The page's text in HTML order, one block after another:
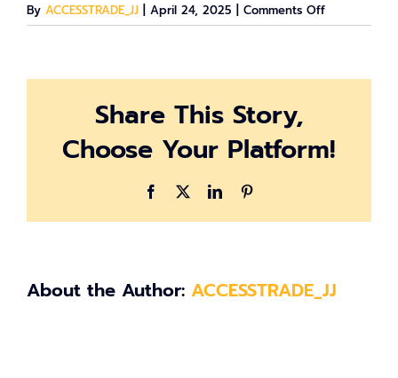
By ACCESSTRADE_JJ April 24, 2025 Comments Offon
a-
Share This Story,
Choose Your Platform!
Facebook LinkedIn
About the Author: ACCESSTRADE_JJ